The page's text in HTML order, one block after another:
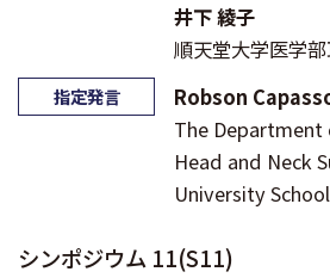
井下 綾子
順天堂大学医学
指定発言
Robson
The
Head and Neck
University
シンポジウム 11(S11)